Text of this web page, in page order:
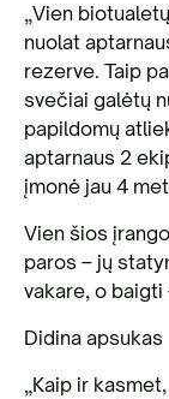
„Vien
nuolat
rezerve. Taip
svečiai galėtų
papildomų
aptarnaus 2
įmonė jau 4
Vien šios
paros – jų
vakare, o
Didina apsukas
„Kaip ir